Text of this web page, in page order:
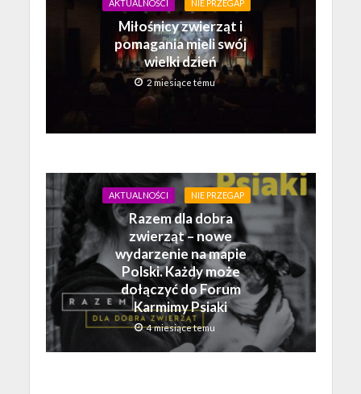
AKTUALNOŚCI NIE PRZEGAP
Miłośnicy zwierząt i
pomagania mieli swój
wielki dzień
2 miesiące temu
AKTUALNOŚCI NIE PRZEGAP
Razem dla dobra
zwierząt – nowe
wydarzenie na mapie
Polski. Każdy może
dołączyć do Forum
Karmimy Psiaki
4 miesiące temu